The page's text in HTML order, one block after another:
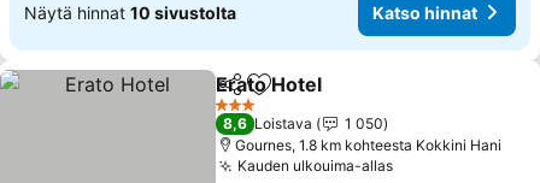
Näytä hinnat 10 sivustolta Katso hinnat
Jaa Lisää suosikkeihin
Erato Hotel
3 Tähtiluokitus
8,6 Loistava
1 050
Gournes, 1.8 km kohteesta Kokkini Hani
Kauden ulkouima-allasKatso hinnat